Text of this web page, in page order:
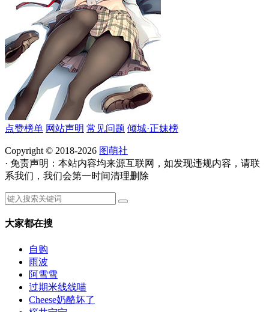
点赞榜单 网站声明 常见问题 倾城·正妹榜
Copyright © 2018-2026 图萌社
· 免责声明：本站内容均来源互联网，如发现违规内容，请联
系我们，我们会第一时间清理删除
大家都在搜
自购
雨波
阿雪雪
过期米线线喵
Cheese奶酪坏了